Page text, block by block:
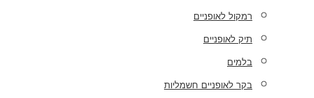
רמקול לאופניים
תיק לאופניים
בלמים
בקר לאופניים חשמליות